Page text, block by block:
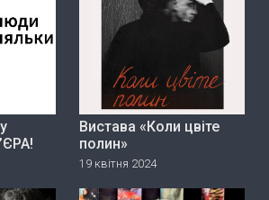
Вистава «Коли цвіте
полин»
19 квітня 2024